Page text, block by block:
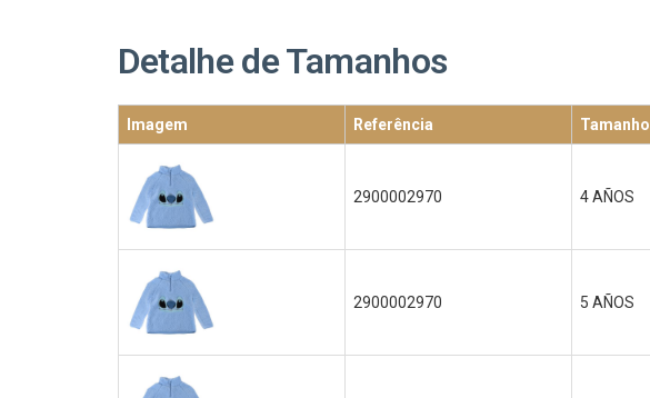
Detalhe de Tamanhos
Imagem Referência Tamanho
2900002970 4 AÑOS
2900002970 5 AÑOS